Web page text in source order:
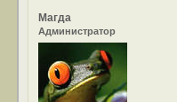
Магда
Администратор